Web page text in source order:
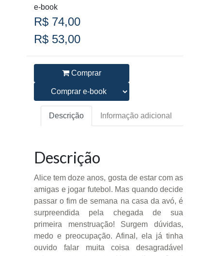
e-book
R$ 74,00
R$ 53,00
Comprar
Descrição Informação adicional
Descrição
Alice tem doze anos, gosta de estar com as
amigas e jogar futebol. Mas quando decide
passar o fim de semana na casa da avó, é
surpreendida pela chegada de sua
primeira menstruação! Surgem dúvidas,
medo e preocupação. Afinal, ela já tinha
ouvido falar muita coisa desagradável